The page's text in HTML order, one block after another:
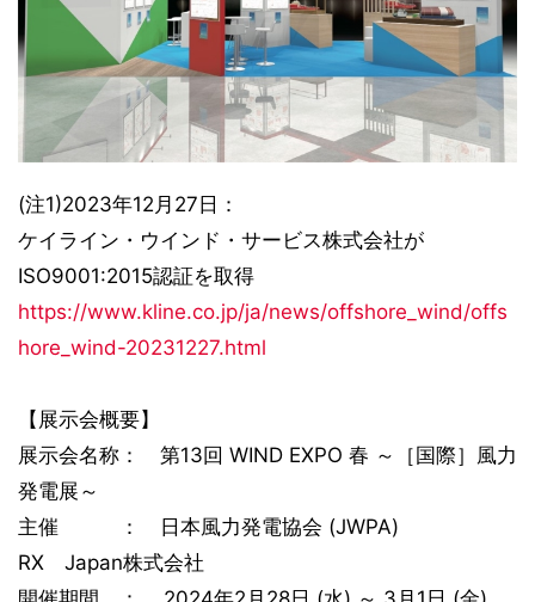
(注1)2023年12月27日：
ケイライン・ウインド・サービス株式会社が
ISO9001:2015認証を取得
https://www.kline.co.jp/ja/news/offshore_wind/offs
hore_wind-20231227.html
【展示会概要】
展示会名称： 第13回 WIND EXPO 春 ～［国際］風力
発電展～
主催 ： 日本風力発電協会 (JWPA)
RX Japan株式会社